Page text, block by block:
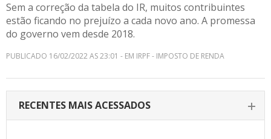
Sem a correção da tabela do IR, muitos contribuintes
estão ficando no prejuízo a cada novo ano. A promessa
do governo vem desde 2018.
PUBLICADO 16/02/2022 AS 23:01 - EM IRPF - IMPOSTO DE RENDA
RECENTES MAIS ACESSADOS